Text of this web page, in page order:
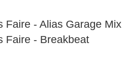
Faire - Alias Garage Mix
Faire - Breakbeat